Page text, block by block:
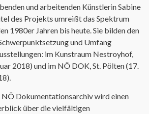
und arbeitenden Künstlerin Sabine
des Projekts umreißt das Spektrum
1980er Jahren bis heute. Sie bilden den
und Umfang
im Kunstraum Nestroyhof,
2018) und im NÖ DOK, St. Pölten (17.
Dokumentationsarchiv wird einen
über die vielfältigen